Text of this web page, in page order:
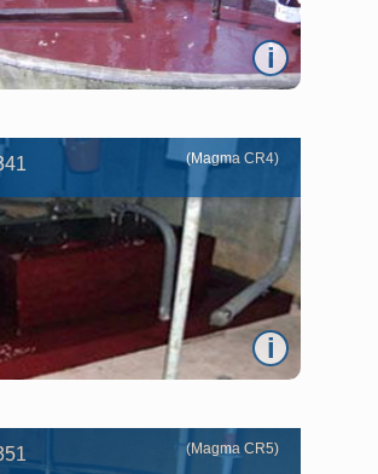
i
i
(Magma CR4)
(Magma CR5)